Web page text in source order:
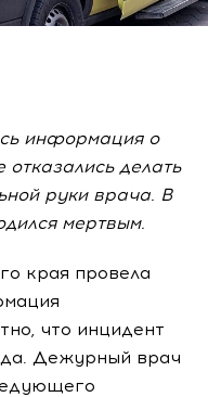
информация о
делать
руки врача. В
мертвым.
края провела
что инцидент
Дежурный врач